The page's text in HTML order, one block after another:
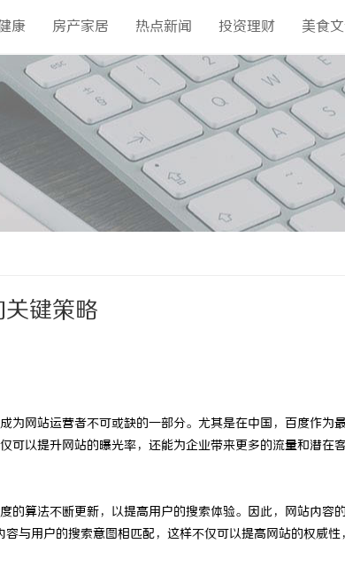
康 房产家居 热点新闻 投资理财 美食
键策略
网站运营者不可或缺的一部分。尤其是在中国，百度作为
以提升网站的曝光率，还能为企业带来更多的流量和潜在
算法不断更新，以提高用户的搜索体验。因此，网站内容
与用户的搜索意图相匹配，这样不仅可以提高网站的权威性